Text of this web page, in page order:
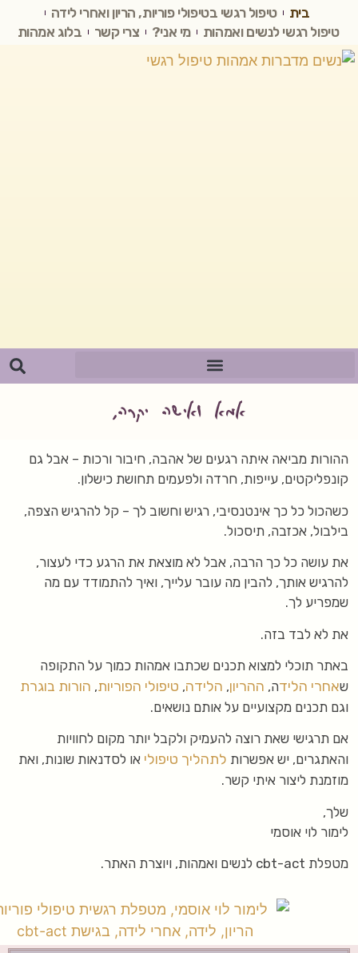
בית
טיפול רגשי בטיפולי פוריות, הריון ואחרי לידה
טיפול רגשי לנשים ואמהות
מי אני? צרי קשר בלוג אמהות
אמא ואישה יקרה,
ההורות מביאה איתה רגעים של אהבה, חיבור ורכות – אבל גם
קונפליקטים, עייפות, חרדה ולפעמים תחושת כישלון.
כשהכול כל כך אינטנסיבי, רגיש וחשוב לך – קל להרגיש הצפה,
בילבול, אכזבה, תיסכול.
את עושה כל כך הרבה, אבל לא מוצאת את הרגע כדי לעצור,
להרגיש אותך, להבין מה עובר עלייך, ואיך להתמודד עם מה
שמפריע לך.
את לא לבד בזה.
באתר תוכלי למצוא תכנים שכתבו אמהות כמוך על התקופה
שאחרי הלידה, ההריון, הלידה, טיפולי הפוריות, הורות בוגרת
וגם תכנים מקצועיים על אותם נושאים.
אם תרגישי שאת רוצה להעמיק ולקבל יותר מקום לחוויות
והאתגרים, יש אפשרות לתהליך טיפולי או לסדנאות שונות, ואת
מוזמנת ליצור איתי קשר.
שלך,
לימור לוי אוסמי
מטפלת cbt-act לנשים ואמהות, ויוצרת האתר.